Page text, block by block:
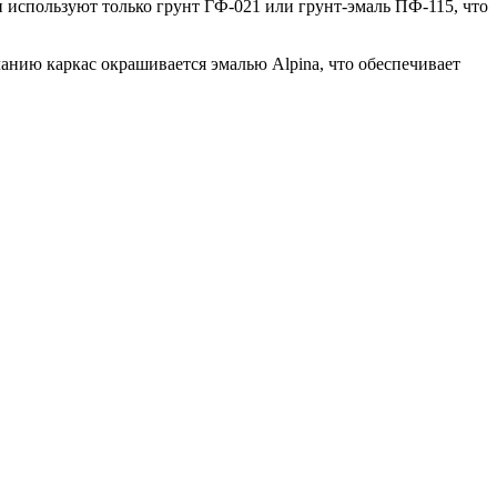
используют только грунт ГФ-021 или грунт-эмаль ПФ-115, что
каркас окрашивается эмалью Alpina, что обеспечивает